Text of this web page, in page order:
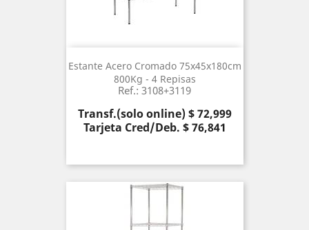
Estante Acero Cromado 75x45x180cm
800Kg - 4 Repisas
Ref.: 3108+3119
Precio
Transf.(solo online) $ 72,999
Tarjeta Cred/Deb. $ 76,841